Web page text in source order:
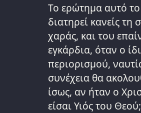
Το ερώτημα αυτό
διατηρεί κανείς
χαράς, και του
εγκάρδια, όταν ο
περιορισμού,
συνέχεια θα
ίσως, αν ήταν ο
είσαι Υιός του Θεού;